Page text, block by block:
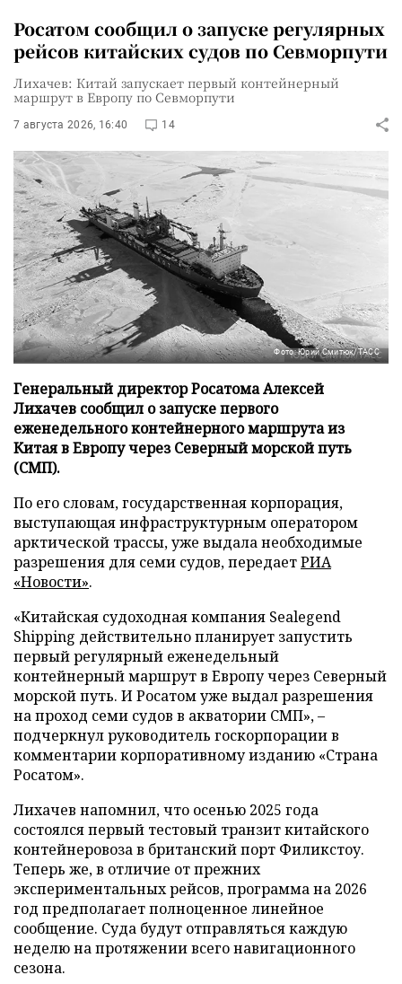
Росатом сообщил о запуске регулярных
рейсов китайских судов по Севморпути
Лихачев: Китай запускает первый контейнерный
маршрут в Европу по Севморпути
7 августа 2026, 16:40 14
Фото: Юрий Смитюк/ТАСС
Генеральный директор Росатома Алексей
Лихачев сообщил о запуске первого
еженедельного контейнерного маршрута из
Китая в Европу через Северный морской путь
(СМП).
По его словам, государственная корпорация,
выступающая инфраструктурным оператором
арктической трассы, уже выдала необходимые
разрешения для семи судов, передаетРИА
«Новости».
«Китайская судоходная компания Sealegend
Shipping действительно планирует запустить
первый регулярный еженедельный
контейнерный маршрут в Европу через Северный
морской путь. И Росатом уже выдал разрешения
на проход семи судов в акватории СМП», –
подчеркнул руководитель госкорпорации в
комментарии корпоративному изданию «Страна
Росатом».
Лихачев напомнил, что осенью 2025 года
состоялся первый тестовый транзит китайского
контейнеровоза в британский порт Филикстоу.
Теперь же, в отличие от прежних
экспериментальных рейсов, программа на 2026
год предполагает полноценное линейное
сообщение. Суда будут отправляться каждую
неделю на протяжении всего навигационного
сезона.